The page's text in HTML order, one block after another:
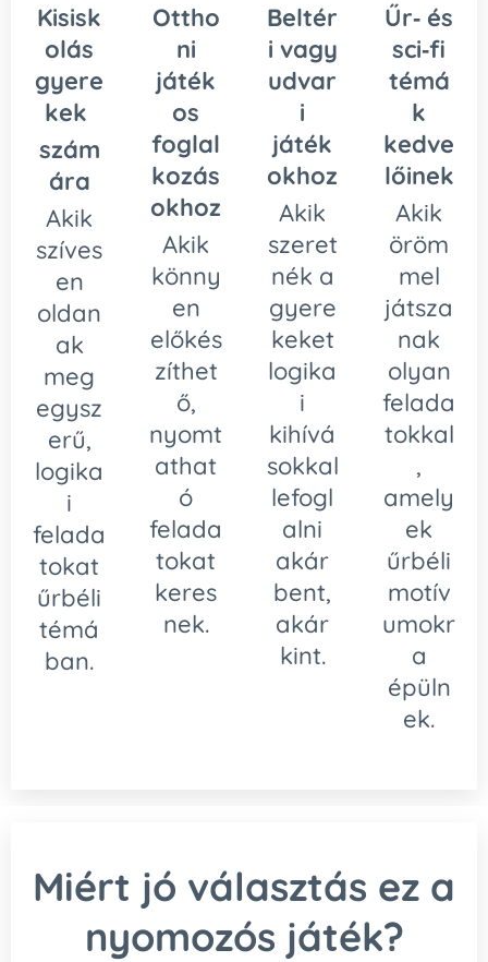
Kisisk
olás
gyere
kek
szám
ára
Akik
szíves
en
oldan
ak
meg
egysz
erű,
logika
i
felada
tokat
űrbéli
témá
ban.
Ottho
ni
játék
os
foglal
kozás
okhoz
Akik
könny
en
előkés
zíthet
ő,
nyomt
athat
ó
felada
tokat
keres
nek.
Beltér
i vagy
udvar
i
játék
okhoz
Akik
szeret
nék a
gyere
keket
logika
i
kihívá
sokkal
lefogl
alni
akár
bent,
akár
kint.
Űr‑ és
sci‑fi
témá
k
kedve
lőinek
Akik
öröm
mel
játsza
nak
olyan
felada
tokkal
,
amely
ek
űrbéli
motív
umokr
a
épüln
ek.
Miért jó választás ez a
nyomozós játék?